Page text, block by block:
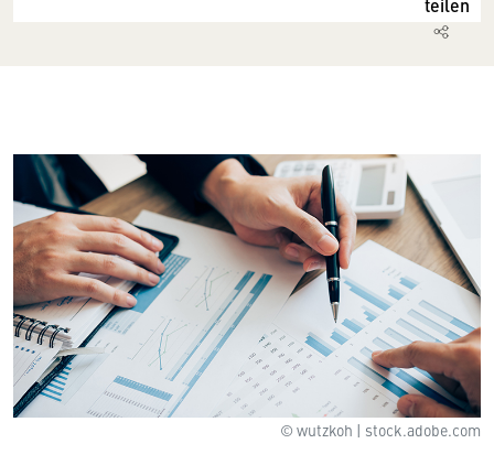
© wutzkoh | stock.adobe.com